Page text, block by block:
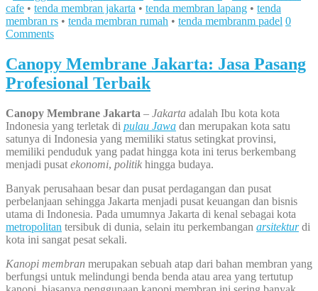
cafe • tenda membran jakarta • tenda membran lapang • tenda
membran rs • tenda membran rumah • tenda membranm padel 0
Comments
Canopy Membrane Jakarta: Jasa Pasang
Profesional Terbaik
Canopy Membrane Jakarta – Jakarta adalah Ibu kota kota
Indonesia yang terletak di pulau Jawa dan merupakan kota satu
satunya di Indonesia yang memiliki status setingkat provinsi,
memiliki penduduk yang padat hingga kota ini terus berkembang
menjadi pusat ekonomi, politik hingga budaya.
Banyak perusahaan besar dan pusat perdagangan dan pusat
perbelanjaan sehingga Jakarta menjadi pusat keuangan dan bisnis
utama di Indonesia. Pada umumnya Jakarta di kenal sebagai kota
metropolitan tersibuk di dunia, selain itu perkembangan arsitektur di
kota ini sangat pesat sekali.
Kanopi membran merupakan sebuah atap dari bahan membran yang
berfungsi untuk melindungi benda benda atau area yang tertutup